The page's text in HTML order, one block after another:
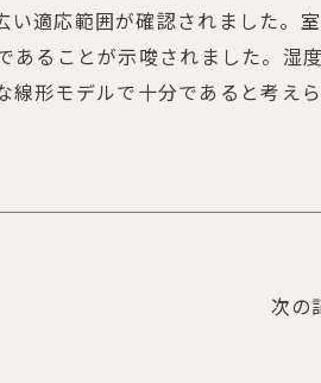
適応範囲が確認されました。
ることが示唆されました。湿
形モデルで十分であると考えら
次の